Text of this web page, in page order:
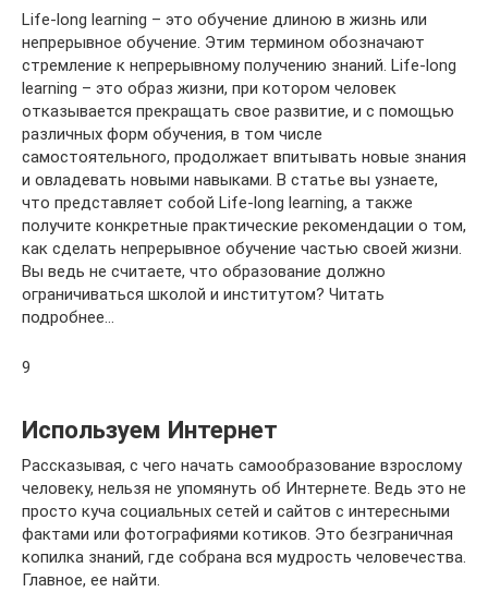
Life-long learning – это обучение длиною в жизнь или
непрерывное обучение. Этим термином обозначают
стремление к непрерывному получению знаний. Life-long
learning – это образ жизни, при котором человек
отказывается прекращать свое развитие, и с помощью
различных форм обучения, в том числе
самостоятельного, продолжает впитывать новые знания
и овладевать новыми навыками. В статье вы узнаете,
что представляет собой Life-long learning, а также
получите конкретные практические рекомендации о том,
как сделать непрерывное обучение частью своей жизни.
Вы ведь не считаете, что образование должно
ограничиваться школой и институтом? Читать
подробнее…
9
Используем Интернет
Рассказывая, с чего начать самообразование взрослому
человеку, нельзя не упомянуть об Интернете. Ведь это не
просто куча социальных сетей и сайтов с интересными
фактами или фотографиями котиков. Это безграничная
копилка знаний, где собрана вся мудрость человечества.
Главное, ее найти.